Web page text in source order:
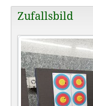
Zufallsbild